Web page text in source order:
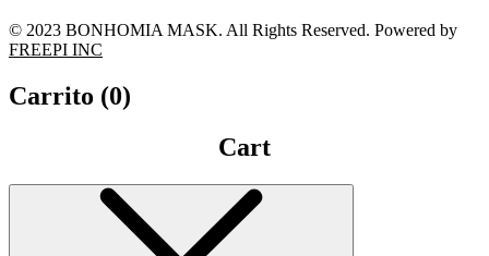
© 2023 BONHOMIA MASK. All Rights Reserved. Powered by
FREEPI INC
Carrito (0)
Cart